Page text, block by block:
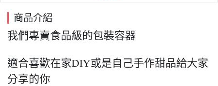
商品介紹
我們專賣食品級的包裝容器
適合喜歡在家DIY或是自己手作甜品給大家
分享的你